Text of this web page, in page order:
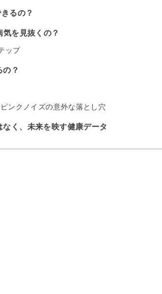
るの？
を見抜くの？
ップ
の？
ンクノイズの意外な落とし穴
く、未来を映す健康データ